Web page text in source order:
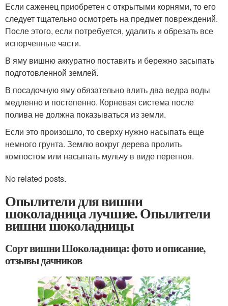
Если саженец приобретен с открытыми корнями, то его
следует тщательно осмотреть на предмет повреждений.
После этого, если потребуется, удалить и обрезать все
испорченные части.
В яму вишню аккуратно поставить и бережно засыпать
подготовленной землей.
В посадочную яму обязательно влить два ведра воды
медленно и постепенно. Корневая система после
полива не должна показываться из земли.
Если это произошло, то сверху нужно насыпать еще
немного грунта. Землю вокруг дерева пролить
компостом или насыпать мульчу в виде перегноя.
No related posts.
Опылители для вишни
шоколадница лучшие. Опылители
вишни шоколадницы
Сорт вишни Шоколадница: фото и описание,
отзывы дачников